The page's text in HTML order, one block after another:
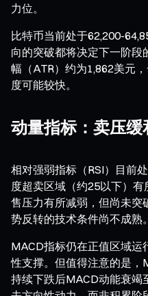
力位。
比特币当前处于62,200-
向的突破都将决定下一阶段
幅（ATR）约为1,862美元
度可能较快。
动量指标：卖压
相对强弱指标（RSI）目前
度超卖区域（约25以下）
售压力有所减弱，但尚未突
势反转的技术条件尚不成熟。
MACD指标仍在正值区域运
性支撑。但值得注意的是
持续下跌后MACD动能衰竭